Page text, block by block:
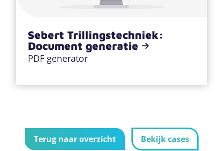
Sebert Trillingstechniek:
Document generatie
PDF generator
Terug naar overzicht Bekijk cases